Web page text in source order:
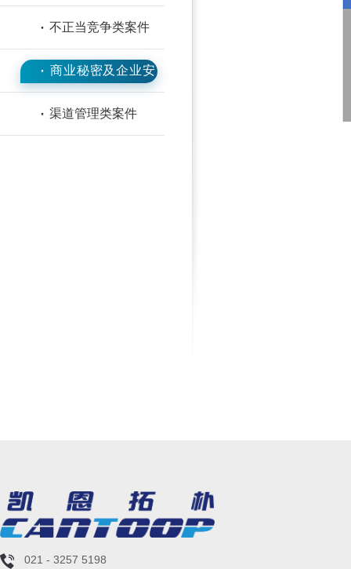
刑事保护及民事诉讼
案
· 不正当竞争类案件
· 商业秘密及企业安
全类案件
· 渠道管理类案件
021 - 3257 5198